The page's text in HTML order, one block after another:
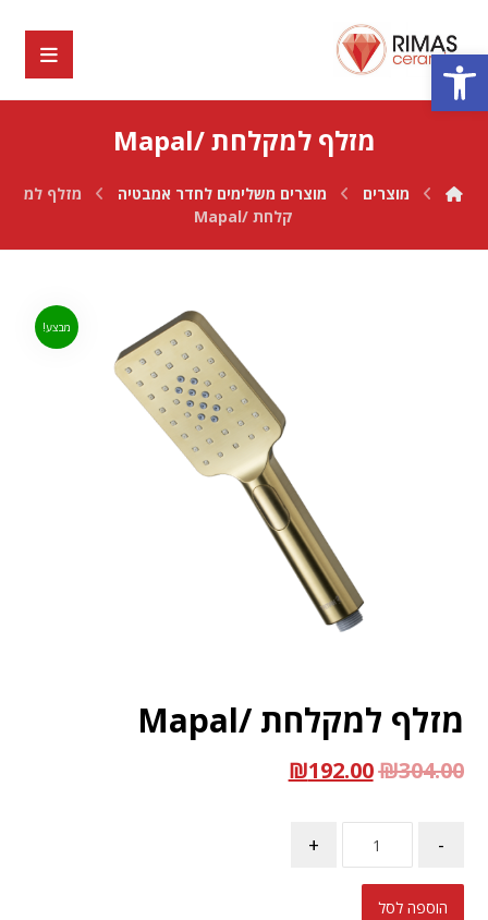
פתח סרגל נגישות
מזלף למקלחת /Mapal
מוצרים מוצרים משלימים לחדר אמבטיה
מזלף למ
קלחת /Mapal
מבצע!
מזלף למקלחת /Mapal
₪304.00
₪192.00
-
+
הוספה לסל